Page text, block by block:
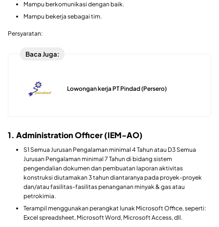
Mampu berkomunikasi dengan baik.
Mampu bekerja sebagai tim.
Persyaratan:
Baca Juga:
Lowongan kerja PT Pindad (Persero)
1. Administration Officer (IEM-AO)
S1 Semua Jurusan Pengalaman minimal 4 Tahun atau D3 Semua
Jurusan Pengalaman minimal 7 Tahun di bidang sistem
pengendalian dokumen dan pembuatan laporan aktivitas
konstruksi diutamakan 3 tahun diantaranya pada proyek-proyek
dan/atau fasilitas-fasilitas penanganan minyak & gas atau
petrokimia.
Terampil menggunakan perangkat lunak Microsoft Office, seperti:
Excel spreadsheet, Microsoft Word, Microsoft Access, dll.